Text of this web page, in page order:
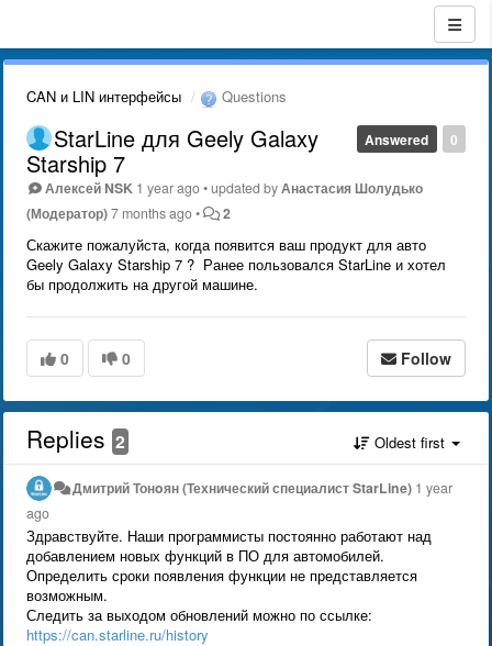
CAN и LIN интерфейсы Questions
0
Answered
StarLine для Geely Galaxy
Starship 7
Алексей NSK 1 year ago•updated byАнастасия Шолудько
(Модератор)7 months ago• 2
Скажите пожалуйста, когда появится ваш продукт для авто
Geely Galaxy Starship 7 ? Ранее пользовался StarLine и хотел
бы продолжить на другой машине.
0 0 Follow
Replies 2 Oldest first
Дмитрий Тонoян (Технический специалист StarLine) 1 year
ago
Здравствуйте. Наши программисты постоянно работают над
добавлением новых функций в ПО для автомобилей.
Определить сроки появления функции не представляется
возможным.
Следить за выходом обновлений можно по ссылке:
https://can.starline.ru/history